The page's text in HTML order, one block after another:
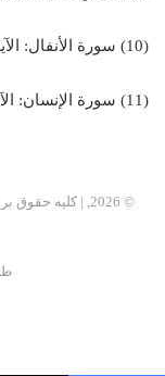
(10) سورة الأنفال: الآية 17.
(11) سورة الإنسان: الآية 30..
© 2026, | کلیه